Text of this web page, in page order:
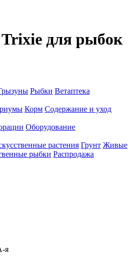
для рыбок
Рыбки Ветаптека
Корм Содержание и уход
Оборудование
растения Грунт Живые
рыбки Распродажа
я